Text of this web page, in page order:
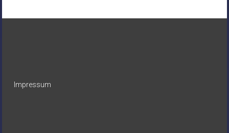
Impressum